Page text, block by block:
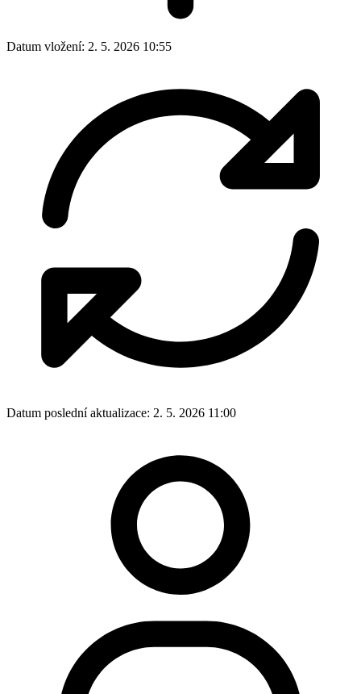
Datum vložení: 2. 5. 2026 10:55
Datum poslední aktualizace: 2. 5. 2026 11:00